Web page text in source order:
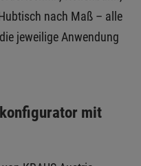
nach Maß – alle
jeweilige Anwendung
mit